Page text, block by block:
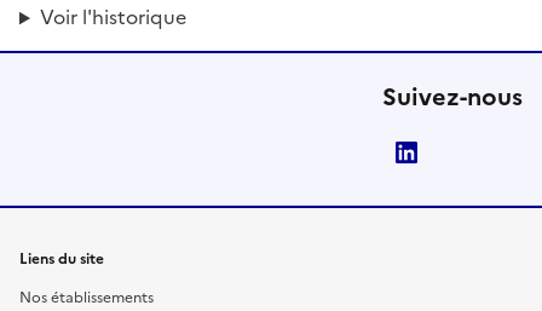
Voir l'historique
Suivez-nous
Liens du site
Nos établissements